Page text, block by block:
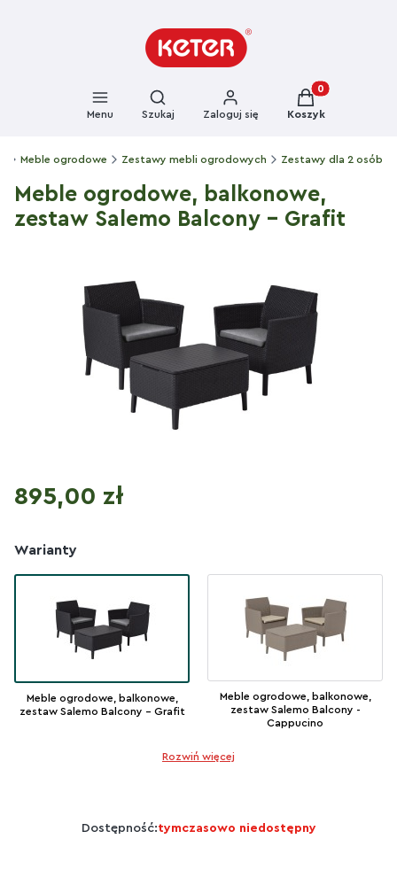
Menu
Otwórz wyszukiwarkę
Szukaj Zaloguj się
Produkty w
Koszyk
Meble ogrodowe Zestawy mebli ogrodowych Zestawy dla 2 osób
Meble ogrodowe, balkonowe,
zestaw Salemo Balcony - Grafit
Cena
895,00 zł
Warianty
Meble ogrodowe, balkonowe,
zestaw Salemo Balcony - Grafit
Meble ogrodowe, balkonowe,
zestaw Salemo Balcony -
Cappucino
Rozwiń więcej
Dostępność:tymczasowo niedostępny